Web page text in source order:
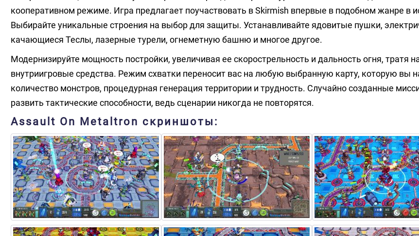
кооперативном режиме. Игра предлагает поучаствовать в Skirmish впервые в подобном жанре в
Выбирайте уникальные строения на выбор для защиты. Устанавливайте ядовитые пушки,
качающиеся Теслы, лазерные турели, огнеметную башню и многое другое.
Модернизируйте мощность постройки, увеличивая ее скорострельность и дальность огня, тратя
внутриигровые средства. Режим схватки переносит вас на любую выбранную карту, которую вы
количество монстров, процедурная генерация территории и трудность. Случайно созданные
развить тактические способности, ведь сценарии никогда не повторятся.
Assault On Metaltron скриншоты: